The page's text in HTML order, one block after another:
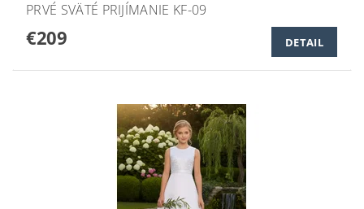
PRVÉ SVÄTÉ PRIJÍMANIE KF-09
€209 DETAIL